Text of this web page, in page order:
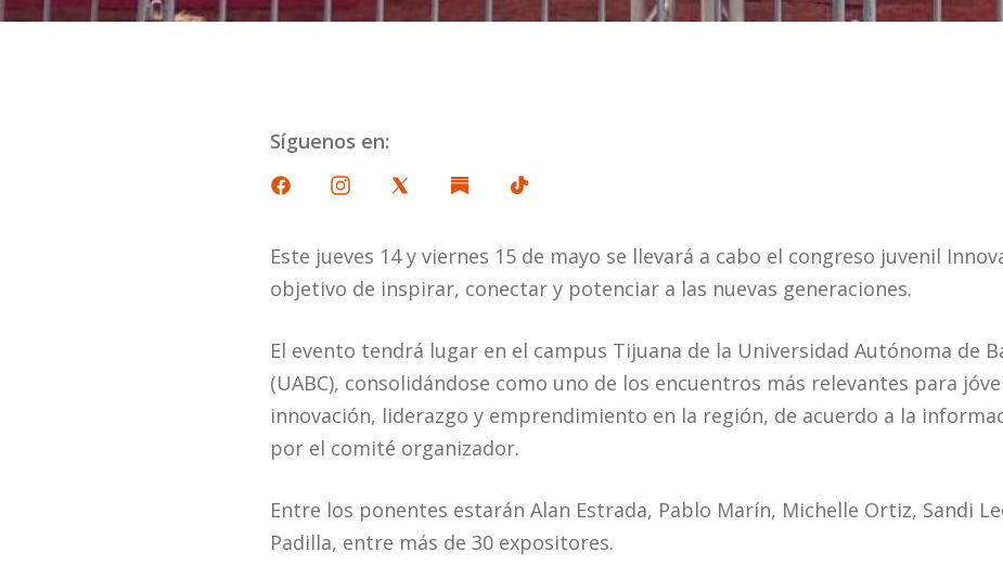
Síguenos en:
Este jueves 14 y viernes 15 de mayo se llevará a cabo el congreso juvenil
objetivo de inspirar, conectar y potenciar a las nuevas generaciones.
El evento tendrá lugar en el campus Tijuana de la Universidad Autónoma de
(UABC), consolidándose como uno de los encuentros más relevantes para
innovación, liderazgo y emprendimiento en la región, de acuerdo a la
por el comité organizador.
Entre los ponentes estarán Alan Estrada, Pablo Marín, Michelle Ortiz, Sandi
Padilla, entre más de 30 expositores.